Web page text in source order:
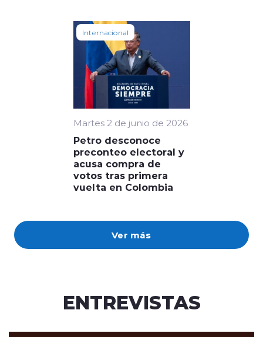
Ver más
Internacional
Martes 2 de junio de 2026
Petro desconoce
preconteo electoral y
acusa compra de
votos tras primera
vuelta en Colombia
ENTREVISTAS